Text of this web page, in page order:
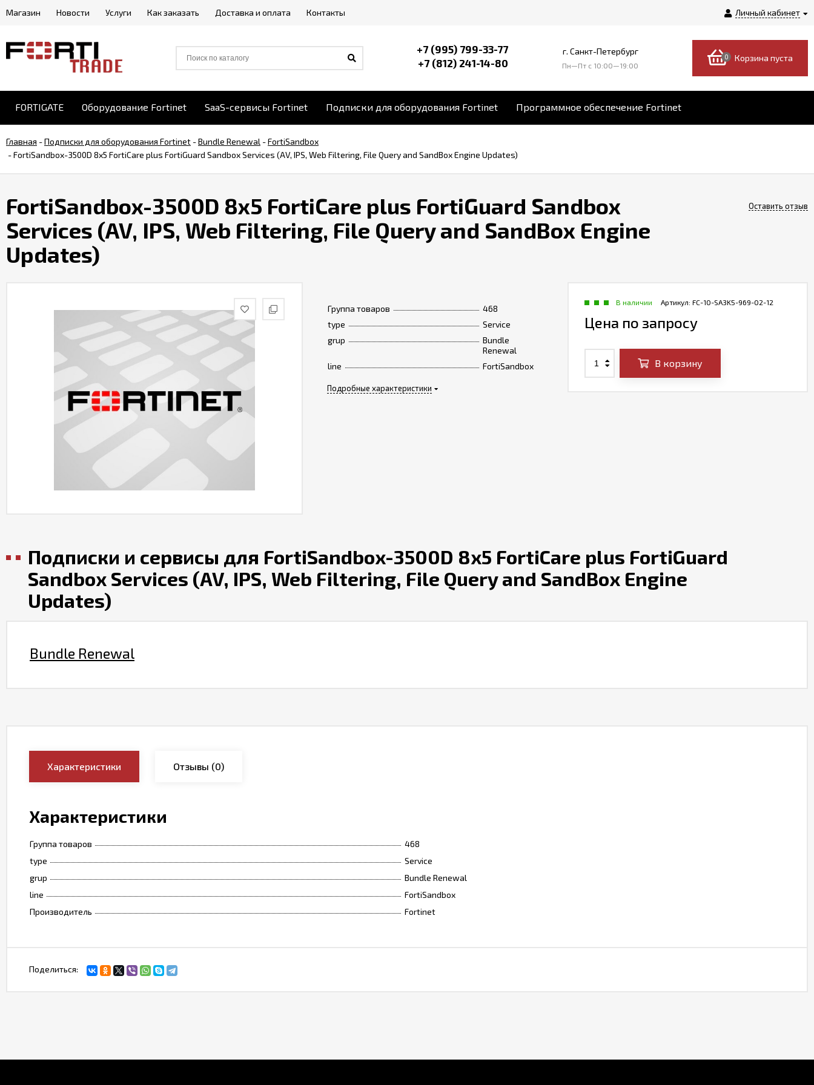
Личный кабинет
Магазин Новости Услуги Как заказать Доставка и оплата Контакты
+7 (995) 799-33-77
+7 (812) 241-14-80
г. Санкт-Петербург
Пн—Пт c 10:00—19:00
0 Корзина пуста
FORTIGATE Оборудование Fortinet SaaS-сервисы Fortinet Подписки для оборудования Fortinet Программное обеспечение Fortinet
Главная -Подписки для оборудования Fortinet -Bundle Renewal -FortiSandbox
-FortiSandbox-3500D 8x5 FortiCare plus FortiGuard Sandbox Services (AV, IPS, Web Filtering, File Query and SandBox Engine Updates)
FortiSandbox-3500D 8x5 FortiCare plus FortiGuard Sandbox
Services (AV, IPS, Web Filtering, File Query and SandBox Engine
Updates)
Оставить отзыв
Группа товаров
468
type
Service
grup
Bundle
Renewal
line
FortiSandbox
Подробные характеристики
Артикул: FC-10-SA3K5-969-02-12
В наличии
Цена по запросу
В корзину
Подписки и сервисы для FortiSandbox-3500D 8x5 FortiCare plus FortiGuard
Sandbox Services (AV, IPS, Web Filtering, File Query and SandBox Engine
Updates)
Bundle Renewal
Характеристики Отзывы (0)
Характеристики
Группа товаров
468
type
Service
grup
Bundle Renewal
line
FortiSandbox
Производитель
Fortinet
Поделиться: